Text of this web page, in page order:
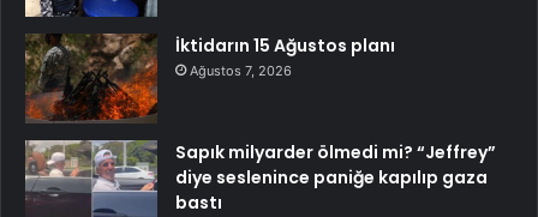
İktidarın 15 Ağustos planı
Ağustos 7, 2026
Sapık milyarder ölmedi mi? “Jeffrey”
diye seslenince paniğe kapılıp gaza
bastı